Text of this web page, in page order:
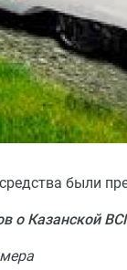
были
о Казанской